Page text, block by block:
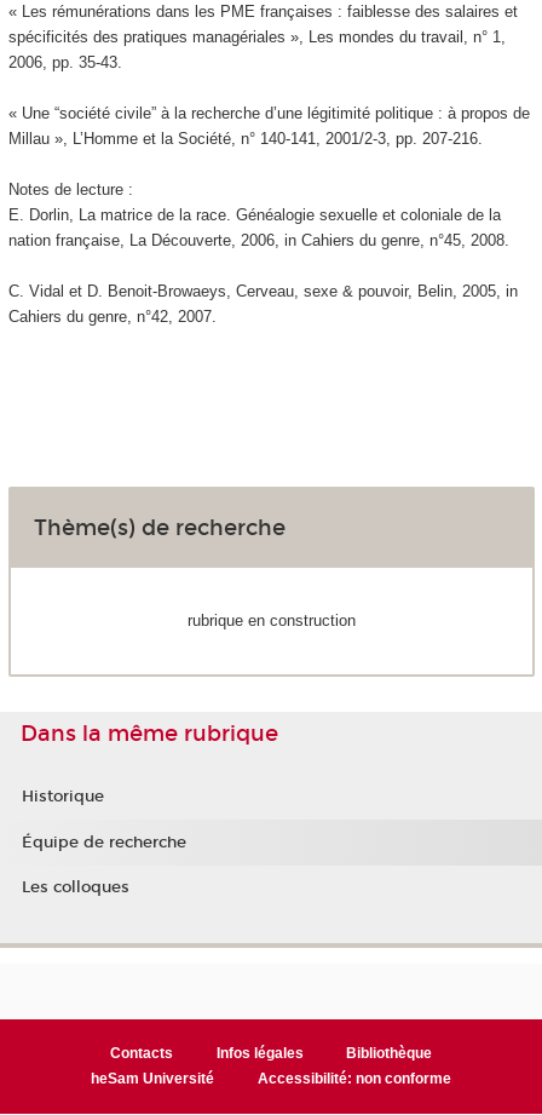
« Les rémunérations dans les PME françaises : faiblesse des salaires et
spécificités des pratiques managériales », Les mondes du travail, n° 1,
2006, pp. 35-43.
« Une “société civile” à la recherche d’une légitimité politique : à propos de
Millau », L’Homme et la Société, n° 140-141, 2001/2-3, pp. 207-216.
Notes de lecture :
E. Dorlin, La matrice de la race. Généalogie sexuelle et coloniale de la
nation française, La Découverte, 2006, in Cahiers du genre, n°45, 2008.
C. Vidal et D. Benoit-Browaeys, Cerveau, sexe & pouvoir, Belin, 2005, in
Cahiers du genre, n°42, 2007.
Thème(s) de recherche
rubrique en construction
Dans la même rubrique
Historique
Équipe de recherche
Les colloques
Contacts Infos légales
Bibliothèque
heSam Université
Accessibilité: non conforme